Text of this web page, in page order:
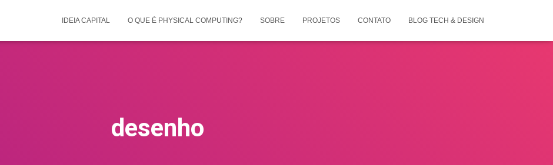
IDEIA CAPITAL O QUE É PHYSICAL COMPUTING? SOBRE PROJETOS CONTATO BLOG TECH & DESIGN
desenho